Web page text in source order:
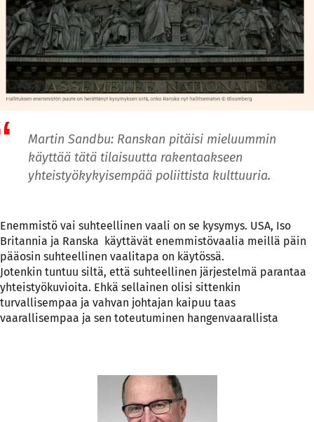
Martin Sandbu: Ranskan pitäisi mieluummin
käyttää tätä tilaisuutta rakentaakseen
yhteistyökykyisempää poliittista kulttuuria.
Enemmistö vai suhteellinen vaali on se kysymys. USA, Iso
Britannia ja Ranska käyttävät enemmistövaalia meillä päin
pääosin suhteellinen vaalitapa on käytössä.
Jotenkin tuntuu siltä, että suhteellinen järjestelmä parantaa
yhteistyökuvioita. Ehkä sellainen olisi sittenkin
turvallisempaa ja vahvan johtajan kaipuu taas
vaarallisempaa ja sen toteutuminen hangenvaarallista